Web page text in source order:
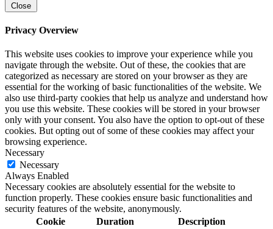
Close
Privacy Overview
This website uses cookies to improve your experience while you
navigate through the website. Out of these, the cookies that are
categorized as necessary are stored on your browser as they are
essential for the working of basic functionalities of the website. We
also use third-party cookies that help us analyze and understand how
you use this website. These cookies will be stored in your browser
only with your consent. You also have the option to opt-out of these
cookies. But opting out of some of these cookies may affect your
browsing experience.
Necessary
Necessary
Always Enabled
Necessary cookies are absolutely essential for the website to
function properly. These cookies ensure basic functionalities and
security features of the website, anonymously.
Cookie
Duration Description